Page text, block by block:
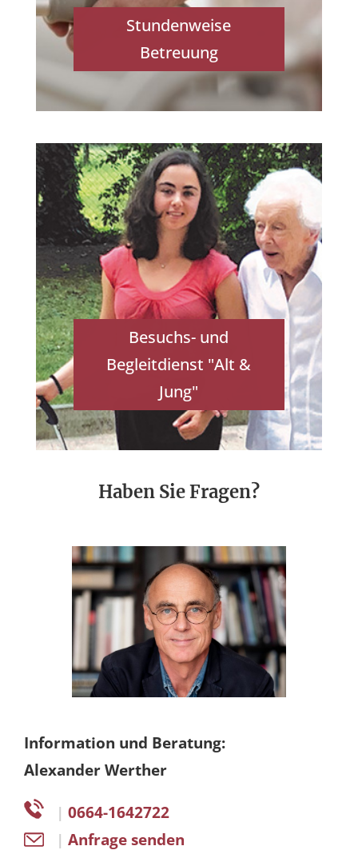
Stundenweise
Betreuung
Besuchs- und
Begleitdienst "Alt &
Jung"
Haben Sie Fragen?
Information und Beratung:
Alexander Werther
| 0664-1642722
| Anfrage senden